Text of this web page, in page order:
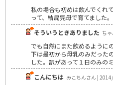
私の場合も初めは飲んでくれ
って、結局完母で育てました。
そういうときありました ち
でも自然にまた飲めるように
下は最初から母乳のみだった
した。訳があって１日のみの
こんにちは みこちんさん |